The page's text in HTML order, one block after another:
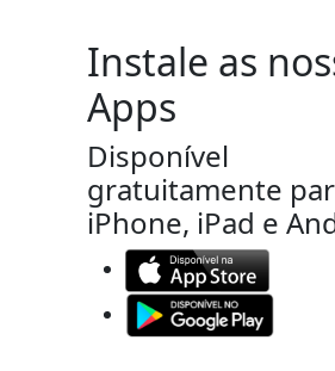
Instale as
Apps
Disponível
gratuitamente
iPhone, iPad e